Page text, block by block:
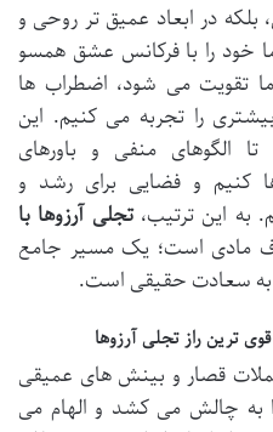
بلکه در ابعاد عمیق تر روحی و
خود را با فرکانس عشق همسو
تقویت می شود، اضطراب ها
را تجربه می کنیم. این
الگوهای منفی و باورهای
کنیم و فضایی برای رشد و
به این ترتیب،تجلی آرزوها با
مادی است؛ یک مسیر جامع
به سعادت حقیقی است.
ترین راز تجلی آرزوها
قصار و بینش های عمیقی
به چالش می کشد و الهام می